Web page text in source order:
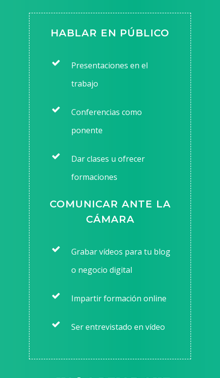
HABLAR EN PÚBLICO
Presentaciones en el
trabajo
Conferencias como
ponente
Dar clases u ofrecer
formaciones
COMUNICAR ANTE LA
CÁMARA
Grabar vídeos para tu blog
o negocio digital
Impartir formación online
Ser entrevistado en vídeo